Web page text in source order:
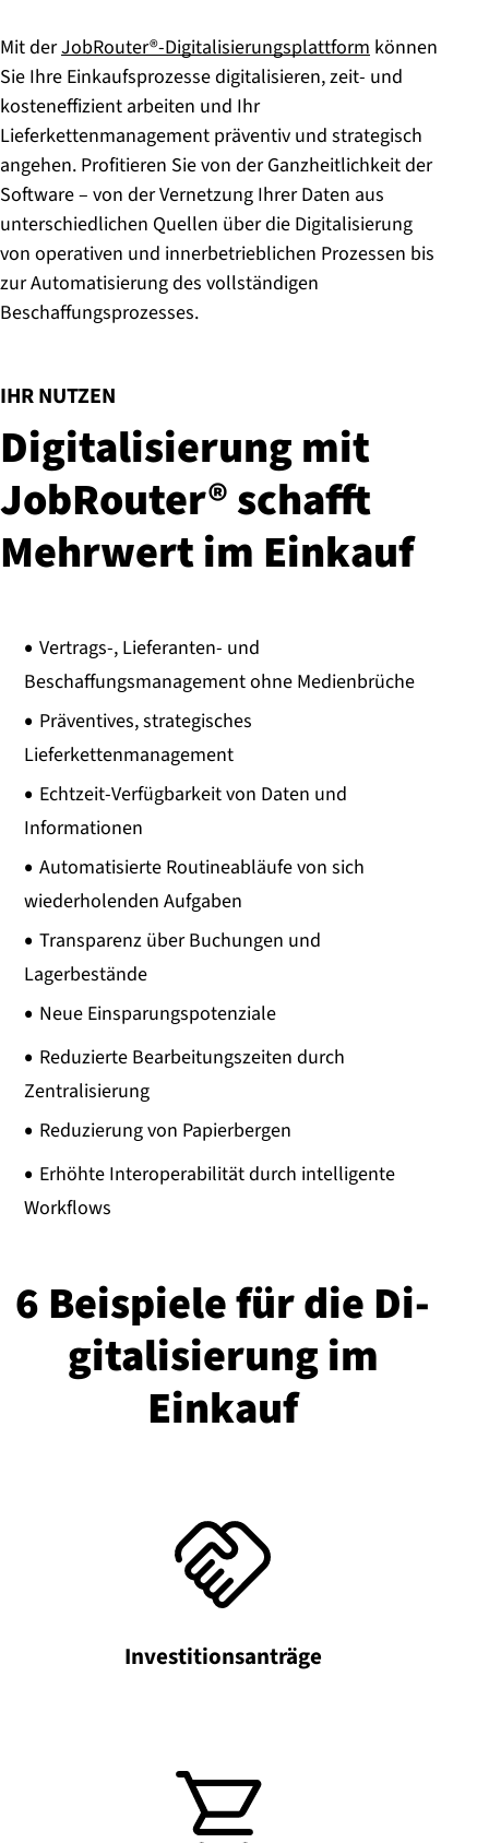
Mit derJobRouter®-Digitalisierungsplattform können
Sie Ihre Einkaufsprozesse digitalisieren, zeit- und
kosteneffizient arbeiten und Ihr
Lieferkettenmanagement präventiv und strategisch
angehen. Profitieren Sie von der Ganzheitlichkeit der
Software – von der Vernetzung Ihrer Daten aus
unterschiedlichen Quellen über die Digitalisierung
von operativen und innerbetrieblichen Prozessen bis
zur Automatisierung des vollständigen
Beschaffungsprozesses.
IHR NUTZEN
:
Di­gi­ta­li­sie­rung mit
JobRouter® schafft
Mehrwert im Einkauf
Vertrags-, Lieferanten- und
Beschaffungsmanagement ohne Medienbrüche
Präventives, strategisches
Lieferkettenmanagement
Echtzeit-Verfügbarkeit von Daten und
Informationen
Automatisierte Routineabläufe von sich
wiederholenden Aufgaben
Transparenz über Buchungen und
Lagerbestände
Neue Einsparungspotenziale
Reduzierte Bearbeitungszeiten durch
Zentralisierung
Reduzierung von Papierbergen
Erhöhte Interoperabilität durch intelligente
Workflows
6 Beispiele für die Di­
gi­ta­li­sie­rung im
Einkauf
Investitionsanträge